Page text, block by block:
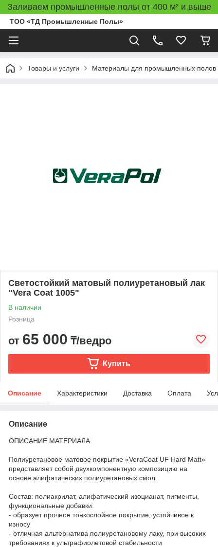
Заливаем промышленные полы от 400 м² и выше
ТОО «ТД Промышленные Полы»
Товары и услуги Материалы для промышленных полов
Светостойкий матовый полиуретановый лак
"Vera Coat 1005"
В наличии
Розница
от 65 000 ₸/ведро
Купить
Описание Характеристики Доставка Оплата
Описание
ОПИСАНИЕ МАТЕРИАЛА:
Полиуретановое матовое покрытие «VeraCoat UF Hard Matt»
представляет собой двухкомпонентную композицию на
основе алифатических полиуретановых смол.
Состав: полиакрилат, алифатический изоцианат, пигменты,
функциональные добавки.
- образует прочное тонкослойное покрытие, устойчивое к
износу
- отличная альтернатива полиуретановому лаку, при высоких
требованиях к ультрафиолетовой стабильности